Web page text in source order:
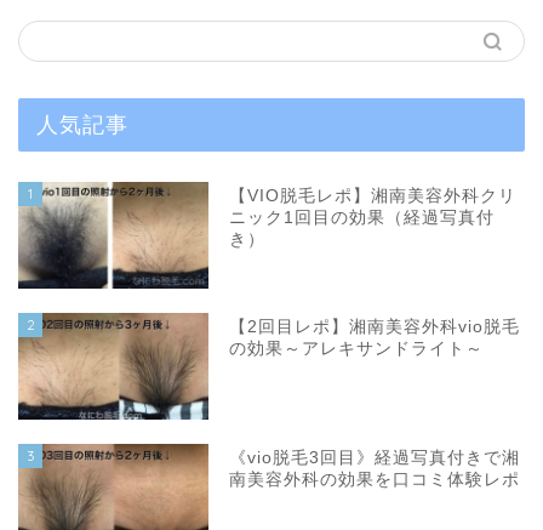
人気記事
1
【VIO脱毛レポ】湘南美容外科クリ
ニック1回目の効果（経過写真付
き）
2
【2回目レポ】湘南美容外科vio脱毛
の効果～アレキサンドライト～
3
《vio脱毛3回目》経過写真付きで湘
南美容外科の効果を口コミ体験レポ